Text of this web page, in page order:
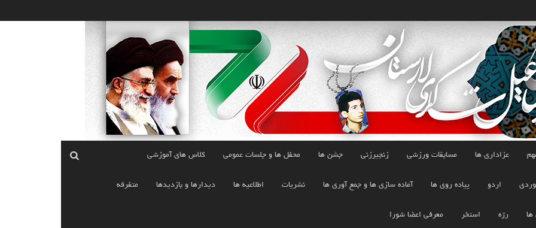
عزاداری ها مسابقات ورزشی زنجیرزنی جشن ها محفل ها و جلسات عمومی کلاس های آموزشی
اردو پیاده روی ها آماده سازی ها و جمع آوری ها نشریات اطلاعیه ها دیدارها و بازدیدها متفرقه
ها رژه استخر معرفی اعضا شورا